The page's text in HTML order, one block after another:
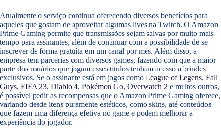
Atualmente o serviço continua oferecendo diversos benefícios para
aqueles que gostam de aproveitar algumas lives na Twitch. O Amazon
Prime Gaming permite que transmissões sejam salvas por muito mais
tempo para assinantes, além de continuar com a possibilidade de se
inscrever de forma gratuíta em um canal por mês. Além disso, a
empresa tem parcerias com diversos games, fazendo com que a maior
parte dos usuários que jogam esses títulos tenham acesso a brindes
exclusivos. Se o assinante está em jogos como League of Legens, Fall
Guys, FIFA 23, Diablo 4, Pokémon Go, Overwatch 2 e muitos outros,
é possível pedir as recompensas que o Amazon Prime Gaming oferece,
variando desde itens puramente estéticos, como skins, até conteúdos
que fazem uma diferença efetiva no game e podem melhorar a
experiência do jogador.